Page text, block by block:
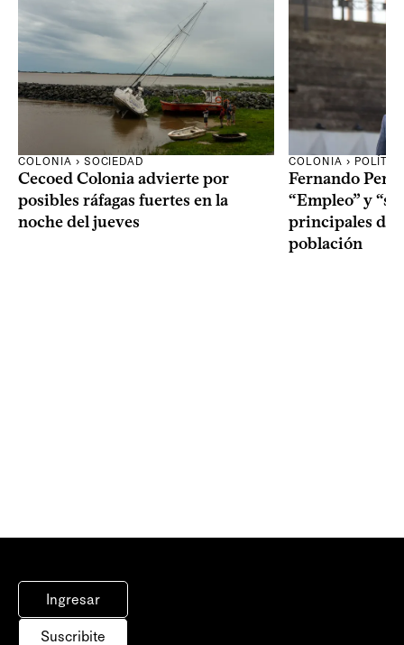
COLONIA › SOCIEDAD
Cecoed Colonia advierte por
posibles ráfagas fuertes en la
noche del jueves
COLONIA ›
Fernando
“Empleo” y
principales
población
Ingresar
Suscribite